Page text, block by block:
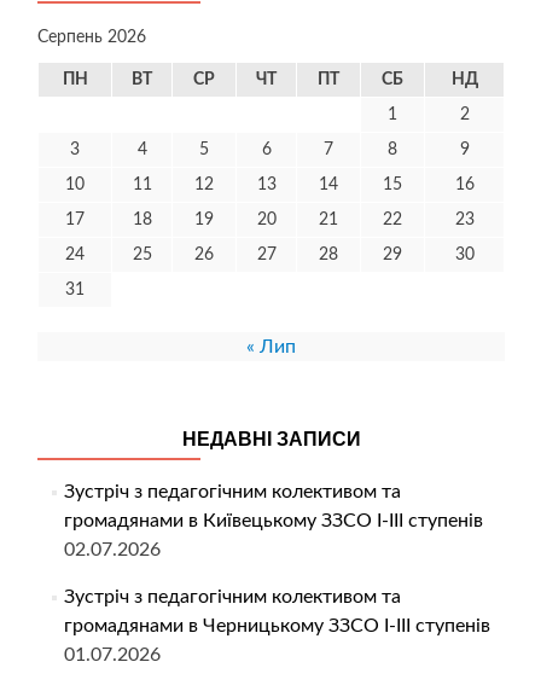
Серпень 2026
ПН ВТ СР ЧТ СБ НД
1 2
3 4 5 6 7 8 9
10 11 12 13 14 15 16
17 18 19 20 21 22 23
24 25 26 27 28 29 30
31
« Лип
НЕДАВНІ ЗАПИСИ
Зустріч з педагогічним колективом та
громадянами в Київецькому ЗЗСО І-ІІІ ступенів
02.07.2026
Зустріч з педагогічним колективом та
громадянами в Черницькому ЗЗСО І-ІІІ ступенів
01.07.2026